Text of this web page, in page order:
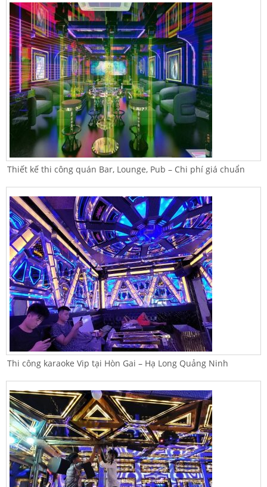
Thiết kế thi công quán Bar, Lounge, Pub – Chi phí giá chuẩn
Thi công karaoke Vip tại Hòn Gai – Hạ Long Quảng Ninh